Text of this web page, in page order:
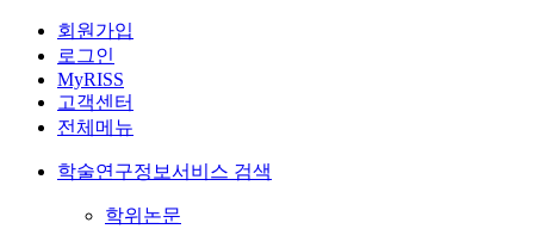
회원가입
로그인
MyRISS
고객센터
전체메뉴
학술연구정보서비스 검색
학위논문